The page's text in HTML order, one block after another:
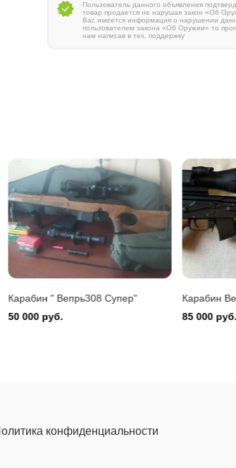
Пользователь данного объявления
товар продается не нарушая закон «Об
Вас имеется информация о нарушении
пользователем закона «Об Оружии» то
нам написав в тех. поддержку
" Вепрь308 Супер"
Карабин Вепрь
85 000 руб.
конфиденциальности